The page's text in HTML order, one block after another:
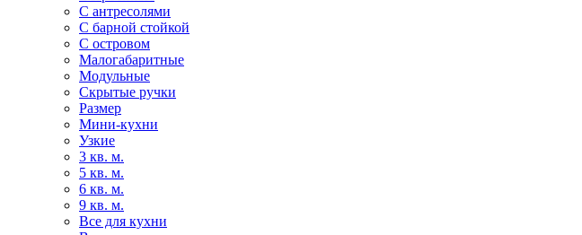
С антресолями
С барной стойкой
С островом
Малогабаритные
Модульные
Скрытые ручки
Размер
Мини-кухни
Узкие
3 кв. м.
5 кв. м.
6 кв. м.
9 кв. м.
Все для кухни